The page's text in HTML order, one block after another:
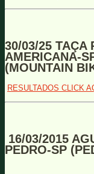
30/03/25 TAÇA
AMERICANA-
(MOUNTAIN
RESULTADOS CLICK
16/03/2015
PEDRO-SP